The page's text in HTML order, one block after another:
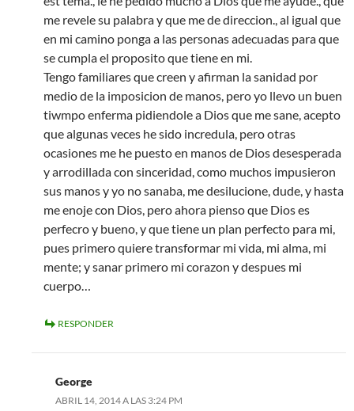
me revele su palabra y que me de direccion., al igual que
en mi camino ponga a las personas adecuadas para que
se cumpla el proposito que tiene en mi.
Tengo familiares que creen y afirman la sanidad por
medio de la imposicion de manos, pero yo llevo un buen
tiwmpo enferma pidiendole a Dios que me sane, acepto
que algunas veces he sido incredula, pero otras
ocasiones me he puesto en manos de Dios desesperada
y arrodillada con sinceridad, como muchos impusieron
sus manos y yo no sanaba, me desilucione, dude, y hasta
me enoje con Dios, pero ahora pienso que Dios es
perfecro y bueno, y que tiene un plan perfecto para mi,
pues primero quiere transformar mi vida, mi alma, mi
mente; y sanar primero mi corazon y despues mi
cuerpo…
RESPONDER
George
ABRIL 14, 2014 A LAS 3:24 PM